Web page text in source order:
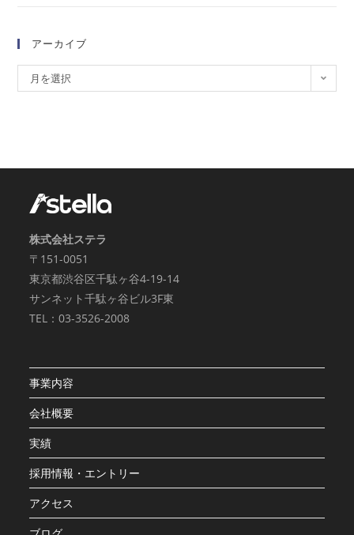
アーカイブ
月を選択
株式会社ステラ
〒151-0051
東京都渋谷区千駄ヶ谷4-19-14
サンネット千駄ヶ谷ビル3F東
TEL：03-3526-2008
事業内容
会社概要
実績
採用情報・エントリー
アクセス